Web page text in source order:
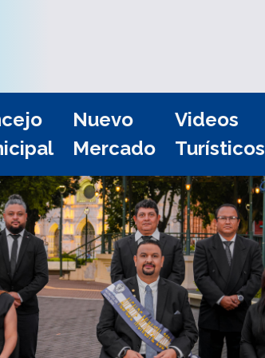
Nuevo
Mercado
Videos
Turísticos